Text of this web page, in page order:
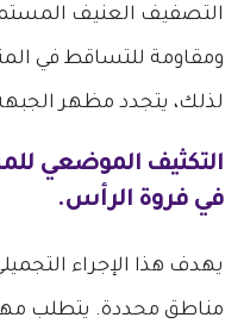
التصفيف العنيف
ومقاومة للتساقط في
لذلك، يتجدد مظهر
التكثيف الموضعي
في فروة الرأس.
يهدف هذا الإجراء
مناطق محددة. يتطلب